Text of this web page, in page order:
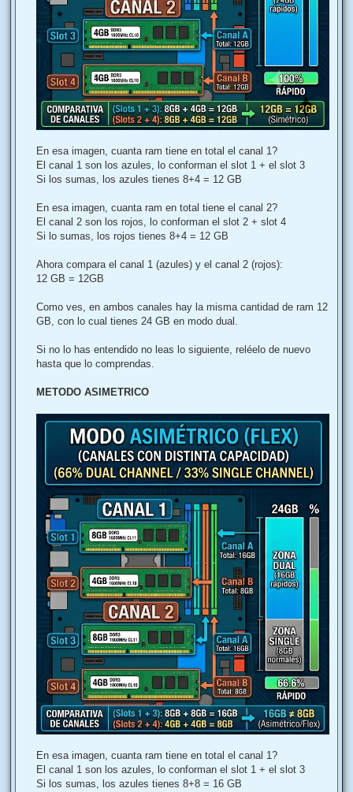
En esa imagen, cuanta ram tiene en total el canal 1?
El canal 1 son los azules, lo conforman el slot 1 + el slot 3
Si los sumas, los azules tienes 8+4 = 12 GB
En esa imagen, cuanta ram en total tiene el canal 2?
El canal 2 son los rojos, lo conforman el slot 2 + slot 4
Si lo sumas, los rojos tienes 8+4 = 12 GB
Ahora compara el canal 1 (azules) y el canal 2 (rojos):
12 GB = 12GB
Como ves, en ambos canales hay la misma cantidad de ram 12
GB, con lo cual tienes 24 GB en modo dual.
Si no lo has entendido no leas lo siguiente, reléelo de nuevo
hasta que lo comprendas.
METODO ASIMETRICO
En esa imagen, cuanta ram tiene en total el canal 1?
El canal 1 son los azules, lo conforman el slot 1 + el slot 3
Si los sumas, los azules tienes 8+8 = 16 GB